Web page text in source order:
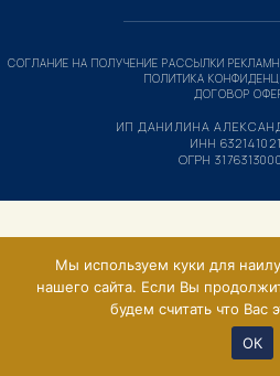
ИП ДАНИЛИНА
ИНН
ОГРН
СОГЛАНИЕ НА ПОЛУЧЕНИЕ РАССЫЛКИ
ПОЛИТИКА
ДОГОВОР
Мы используем куки для
нашего сайта. Если Вы
будем считать что Вас
ОК